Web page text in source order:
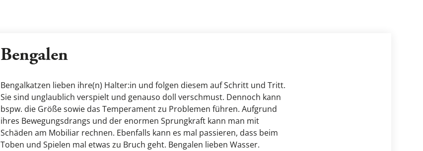
Bengalen
Bengalkatzen lieben ihre(n) Halter:in und folgen diesem auf Schritt und Tritt.
Sie sind unglaublich verspielt und genauso doll verschmust. Dennoch kann
bspw. die Größe sowie das Temperament zu Problemen führen. Aufgrund
ihres Bewegungsdrangs und der enormen Sprungkraft kann man mit
Schäden am Mobiliar rechnen. Ebenfalls kann es mal passieren, dass beim
Toben und Spielen mal etwas zu Bruch geht. Bengalen lieben Wasser.